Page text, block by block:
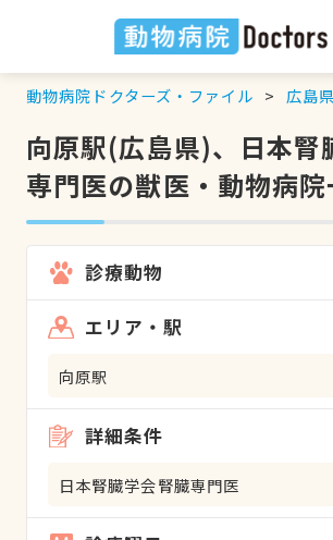
動物病院ドクターズ・ファイル 広島県
向原駅(広島県)、日本腎
専門医の獣医・動物病院
診療動物
エリア・駅
向原駅
詳細条件
日本腎臓学会腎臓専門医